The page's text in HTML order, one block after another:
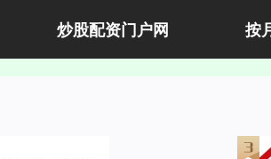
炒股配资门户网 按